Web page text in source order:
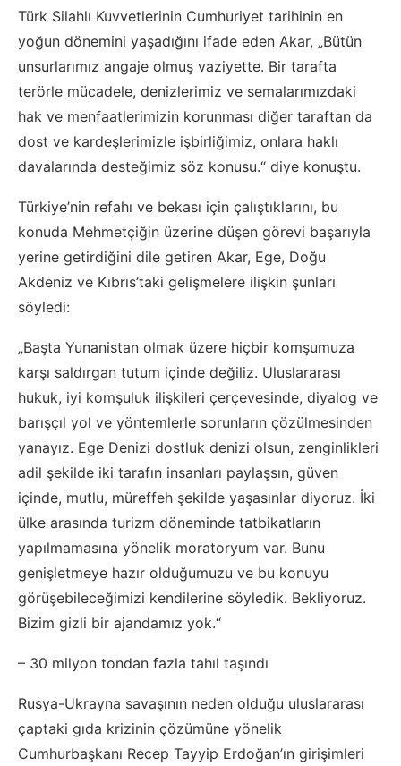
Türk Silahlı Kuvvetlerinin Cumhuriyet tarihinin en
yoğun dönemini yaşadığını ifade eden Akar, „Bütün
unsurlarımız angaje olmuş vaziyette. Bir tarafta
terörle mücadele, denizlerimiz ve semalarımızdaki
hak ve menfaatlerimizin korunması diğer taraftan da
dost ve kardeşlerimizle işbirliğimiz, onlara haklı
davalarında desteğimiz söz konusu.“ diye konuştu.
Türkiye’nin refahı ve bekası için çalıştıklarını, bu
konuda Mehmetçiğin üzerine düşen görevi başarıyla
yerine getirdiğini dile getiren Akar, Ege, Doğu
Akdeniz ve Kıbrıs’taki gelişmelere ilişkin şunları
söyledi:
„Başta Yunanistan olmak üzere hiçbir komşumuza
karşı saldırgan tutum içinde değiliz. Uluslararası
hukuk, iyi komşuluk ilişkileri çerçevesinde, diyalog ve
barışçıl yol ve yöntemlerle sorunların çözülmesinden
yanayız. Ege Denizi dostluk denizi olsun, zenginlikleri
adil şekilde iki tarafın insanları paylaşsın, güven
içinde, mutlu, müreffeh şekilde yaşasınlar diyoruz. İki
ülke arasında turizm döneminde tatbikatların
yapılmamasına yönelik moratoryum var. Bunu
genişletmeye hazır olduğumuzu ve bu konuyu
görüşebileceğimizi kendilerine söyledik. Bekliyoruz.
Bizim gizli bir ajandamız yok.“
– 30 milyon tondan fazla tahıl taşındı
Rusya-Ukrayna savaşının neden olduğu uluslararası
çaptaki gıda krizinin çözümüne yönelik
Cumhurbaşkanı Recep Tayyip Erdoğan’ın girişimleri